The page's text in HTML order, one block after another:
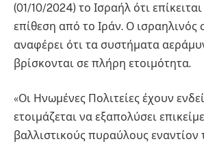
(01/10/2024) το Ισραήλ ότι
επίθεση από το Ιράν. Ο ισραηλινός
αναφέρει ότι τα συστήματα
βρίσκονται σε πλήρη ετοιμότητα.
«Οι Ηνωμένες Πολιτείες έχουν
ετοιμάζεται να εξαπολύσει
βαλλιστικούς πυραύλους εναντίον